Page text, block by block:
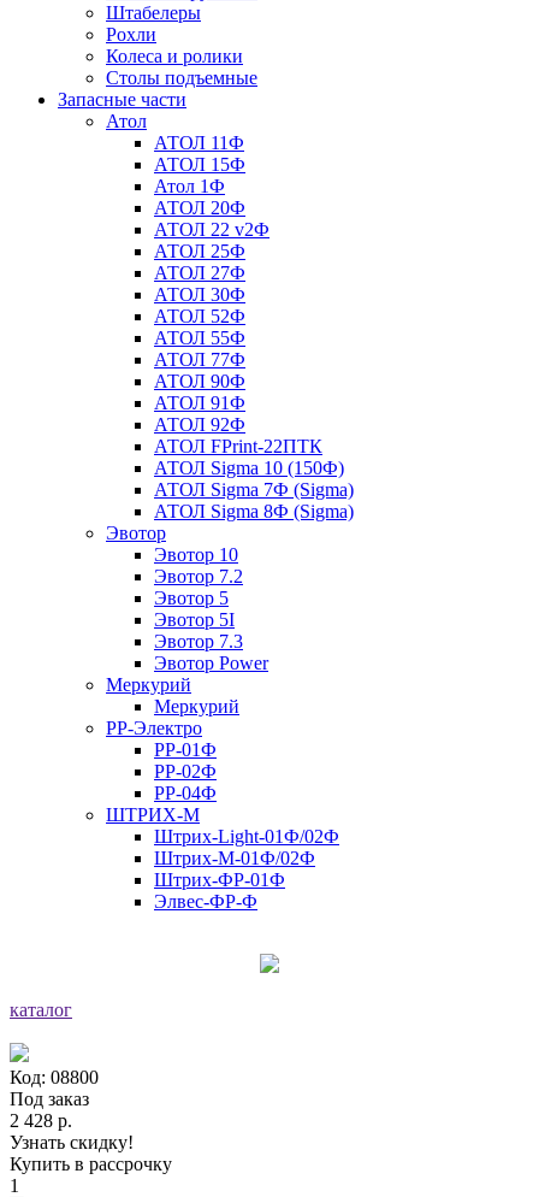
Штабелеры
Рохли
Колеса и ролики
Столы подъемные
Запасные части
Атол
АТОЛ 11Ф
АТОЛ 15Ф
Атол 1Ф
АТОЛ 20Ф
АТОЛ 22 v2Ф
АТОЛ 25Ф
АТОЛ 27Ф
АТОЛ 30Ф
АТОЛ 52Ф
АТОЛ 55Ф
АТОЛ 77Ф
АТОЛ 90Ф
АТОЛ 91Ф
АТОЛ 92Ф
АТОЛ FPrint-22ПТК
АТОЛ Sigma 10 (150Ф)
АТОЛ Sigma 7Ф (Sigma)
АТОЛ Sigma 8Ф (Sigma)
Эвотор
Эвотор 10
Эвотор 7.2
Эвотор 5
Эвотор 5I
Эвотор 7.3
Эвотор Power
Меркурий
Меркурий
РР-Электро
РР-01Ф
РР-02Ф
РР-04Ф
ШТРИХ-М
Штрих-Light-01Ф/02Ф
Штрих-М-01Ф/02Ф
Штрих-ФР-01Ф
Элвес-ФР-Ф
каталог
Код: 08800
Под заказ
2 428 р.
Узнать скидку!
Купить в рассрочку
1